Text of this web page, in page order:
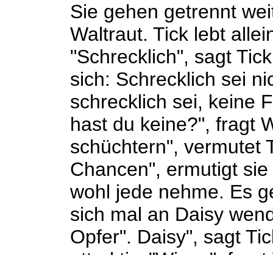
Sie gehen getrennt
Waltraut. Tick lebt
"Schrecklich", sagt
sich: Schrecklich sei
schrecklich sei, keine
hast du keine?", fragt
schüchtern", vermutet
Chancen", ermutigt
wohl jede nehme. Es
sich mal an Daisy
Opfer". Daisy", sagt